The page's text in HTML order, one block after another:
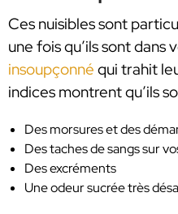
Ces nuisibles sont
une fois qu’ils sont dans
insoupçonné qui trahit
indices montrent qu’ils
Des morsures et des
Des taches de sangs sur
Des excréments
Une odeur sucrée très